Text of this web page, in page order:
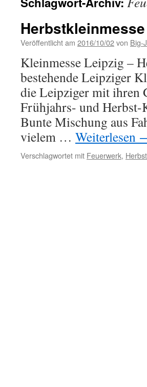
Herbstkleinmesse
Veröffentlicht am 2016/10/02von Big-
Kleinmesse Leipzig –
bestehende Leipziger
die Leipziger mit ihren
Frühjahrs- und Herbst-
Bunte Mischung aus
vielem … Weiterlesen
Verschlagwortet mit Feuerwerk,